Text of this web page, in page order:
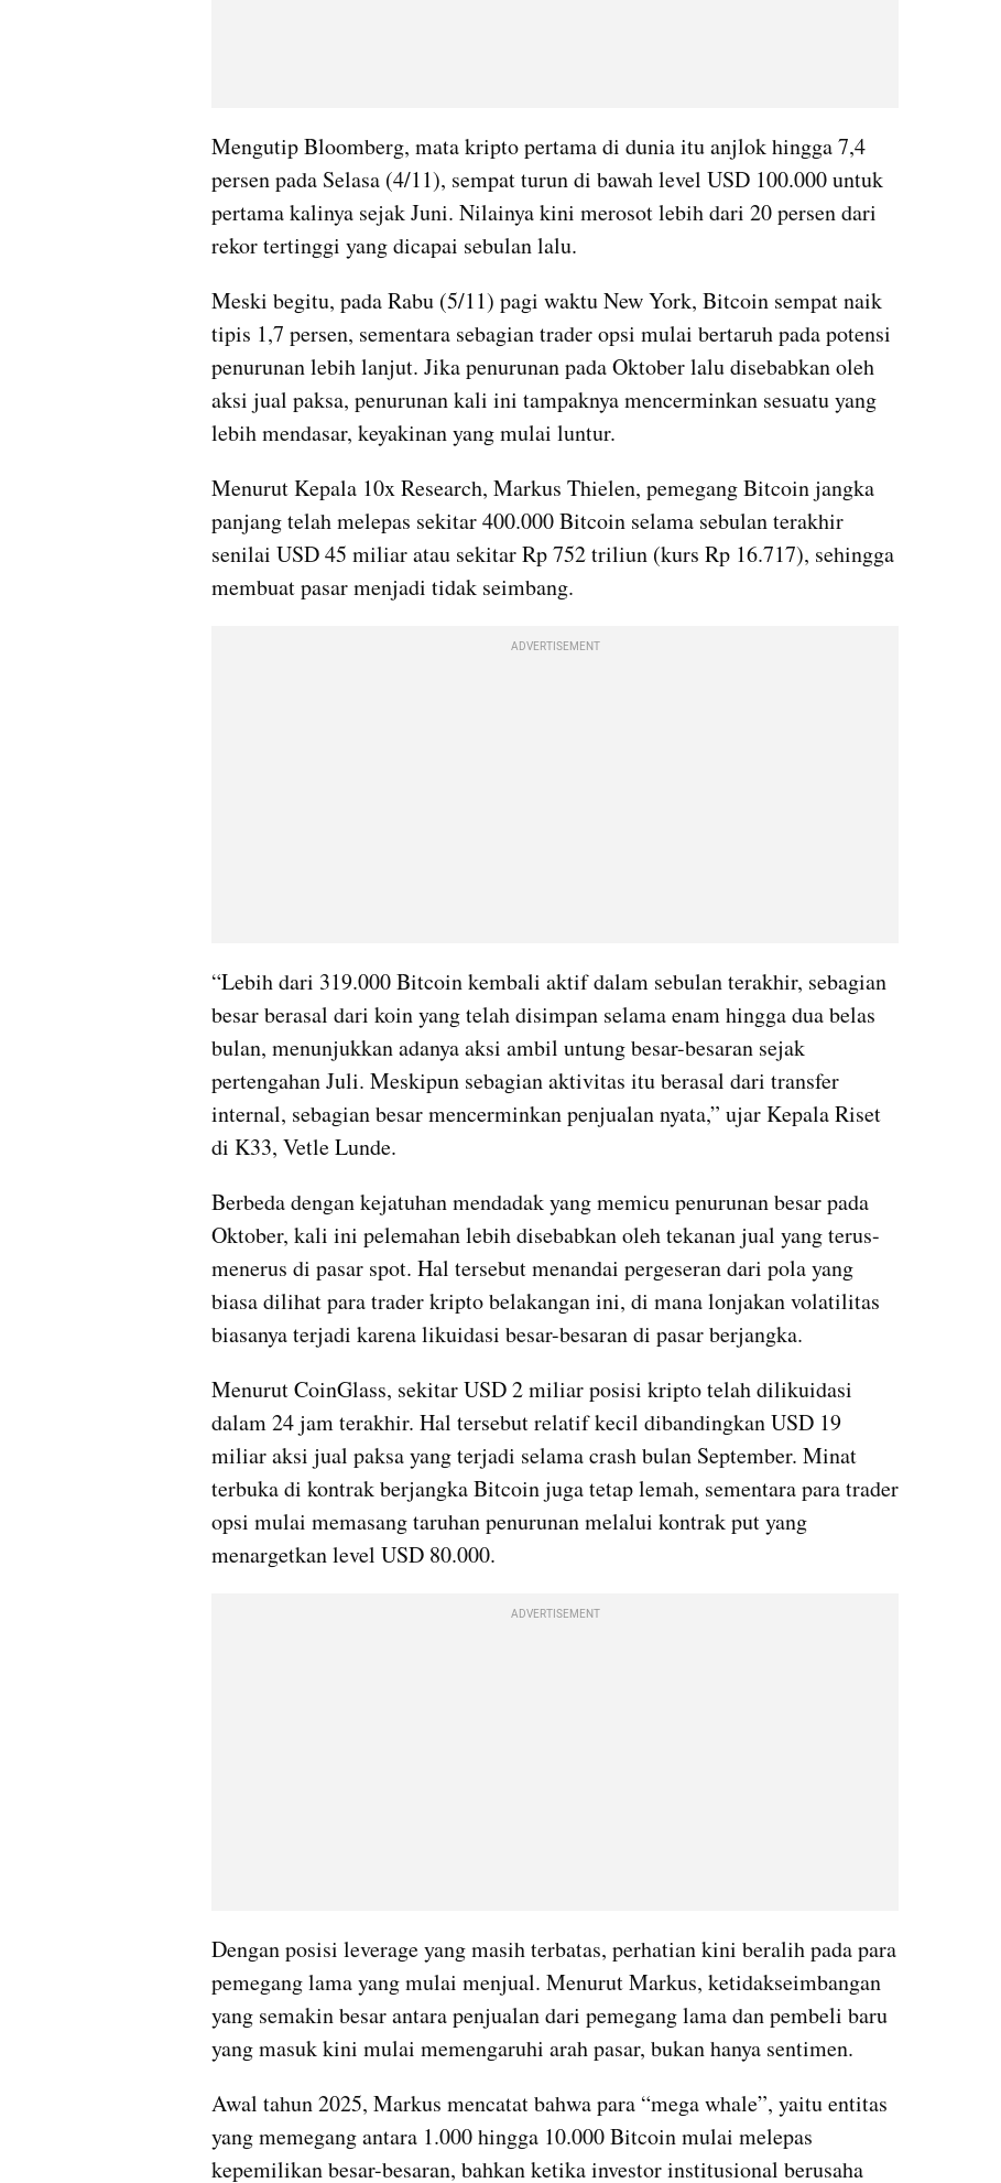
Mengutip Bloomberg, mata kripto pertama di dunia itu anjlok hingga 7,4
persen pada Selasa (4/11), sempat turun di bawah level USD 100.000 untuk
pertama kalinya sejak Juni. Nilainya kini merosot lebih dari 20 persen dari
rekor tertinggi yang dicapai sebulan lalu.
Meski begitu, pada Rabu (5/11) pagi waktu New York, Bitcoin sempat naik
tipis 1,7 persen, sementara sebagian trader opsi mulai bertaruh pada potensi
penurunan lebih lanjut. Jika penurunan pada Oktober lalu disebabkan oleh
aksi jual paksa, penurunan kali ini tampaknya mencerminkan sesuatu yang
lebih mendasar, keyakinan yang mulai luntur.
Menurut Kepala 10x Research, Markus Thielen, pemegang Bitcoin jangka
panjang telah melepas sekitar 400.000 Bitcoin selama sebulan terakhir
senilai USD 45 miliar atau sekitar Rp 752 triliun (kurs Rp 16.717), sehingga
membuat pasar menjadi tidak seimbang.
ADVERTISEMENT
“Lebih dari 319.000 Bitcoin kembali aktif dalam sebulan terakhir, sebagian
besar berasal dari koin yang telah disimpan selama enam hingga dua belas
bulan, menunjukkan adanya aksi ambil untung besar-besaran sejak
pertengahan Juli. Meskipun sebagian aktivitas itu berasal dari transfer
internal, sebagian besar mencerminkan penjualan nyata,” ujar Kepala Riset
di K33, Vetle Lunde.
Berbeda dengan kejatuhan mendadak yang memicu penurunan besar pada
Oktober, kali ini pelemahan lebih disebabkan oleh tekanan jual yang terus-
menerus di pasar spot. Hal tersebut menandai pergeseran dari pola yang
biasa dilihat para trader kripto belakangan ini, di mana lonjakan volatilitas
biasanya terjadi karena likuidasi besar-besaran di pasar berjangka.
Menurut CoinGlass, sekitar USD 2 miliar posisi kripto telah dilikuidasi
dalam 24 jam terakhir. Hal tersebut relatif kecil dibandingkan USD 19
miliar aksi jual paksa yang terjadi selama crash bulan September. Minat
terbuka di kontrak berjangka Bitcoin juga tetap lemah, sementara para trader
opsi mulai memasang taruhan penurunan melalui kontrak put yang
menargetkan level USD 80.000.
ADVERTISEMENT
Dengan posisi leverage yang masih terbatas, perhatian kini beralih pada para
pemegang lama yang mulai menjual. Menurut Markus, ketidakseimbangan
yang semakin besar antara penjualan dari pemegang lama dan pembeli baru
yang masuk kini mulai memengaruhi arah pasar, bukan hanya sentimen.
Awal tahun 2025, Markus mencatat bahwa para “mega whale”, yaitu entitas
yang memegang antara 1.000 hingga 10.000 Bitcoin mulai melepas
kepemilikan besar-besaran, bahkan ketika investor institusional berusaha